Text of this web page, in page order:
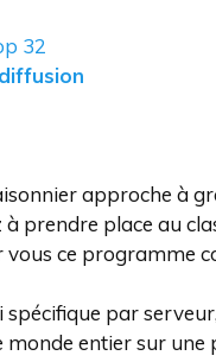
32
approche à
prendre place au
ce programme
par
entier sur une